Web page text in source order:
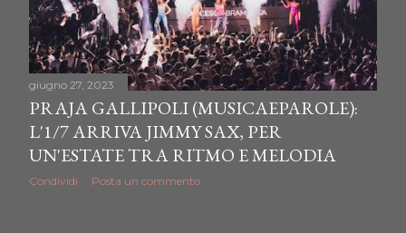
giugno 27, 2023
PRAJA GALLIPOLI (MUSICAEPAROLE):
L'1/7 ARRIVA JIMMY SAX, PER
UN'ESTATE TRA RITMO E MELODIA
Condividi Posta un commento